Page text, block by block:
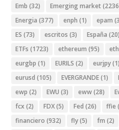
Emb (32) Emerging market
Energia (377) enph (1) epam
ES (73) escritos (3) España (20)
ETFs (1723) ethereum (95)
eurgbp (1) EURILS (2) eurjpy(1)
eurusd (105) EVERGRANDE(1)
ewp (2) EWU (3) eww(28)
fcx (2) FDX(5) Fed (26) ffie
financiero (932) fly(5) fm (2)